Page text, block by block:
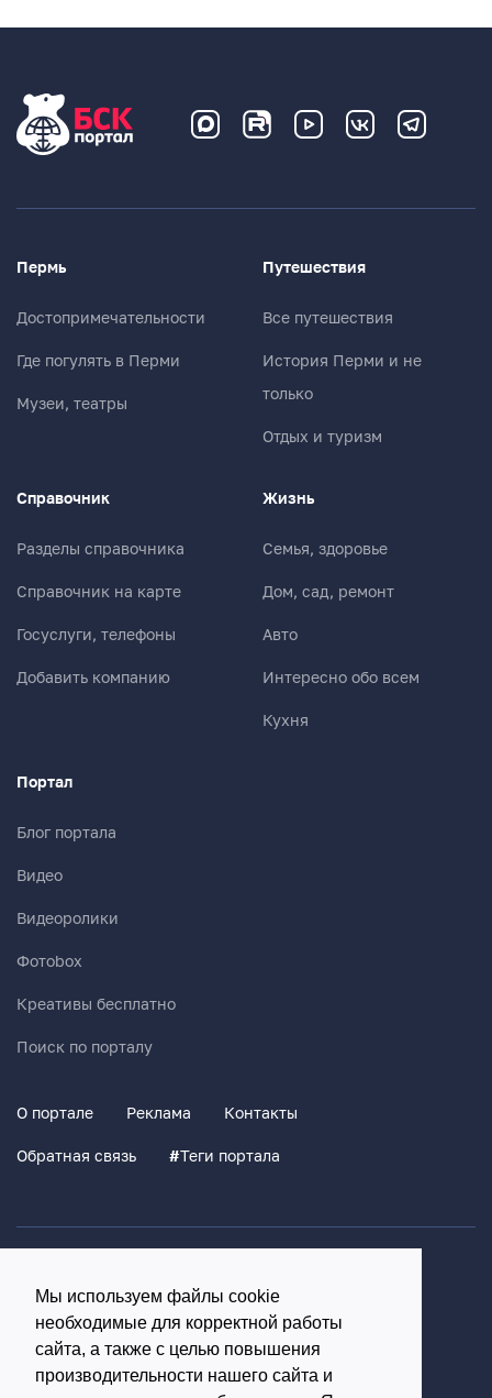
Мы используем файлы cookie
необходимые для корректной работы
сайта, а также с целью повышения
производительности нашего сайта и
Пермь
Достопримечательности
Где погулять в Перми
Музеи, театры
Путешествия
Все путешествия
История Перми и не
только
Отдых и туризм
Справочник
Разделы справочника
Справочник на карте
Госуслуги, телефоны
Добавить компанию
Жизнь
Семья, здоровье
Дом, сад, ремонт
Авто
Интересно обо всем
Кухня
Портал
Блог портала
Видео
Видеоролики
Фотоbox
Креативы бесплатно
Поиск по порталу
О портале Реклама Контакты
Обратная связь #Теги портала
Согласие на обработку персональных данных
16+
© Использование материалов возможно только с